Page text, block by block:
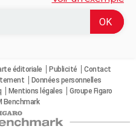
éditoriale Publicité
Contact
Données personnelles
Mentions légales
Groupe Figaro
Benchmark